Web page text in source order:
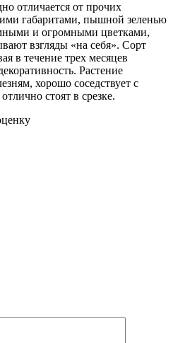
отличается от прочих
габаритами, пышной зеленью
и огромными цветками,
взгляды «на себя». Сорт
в течение трех месяцев
Растение
хорошо соседствует с
стоят в срезке.